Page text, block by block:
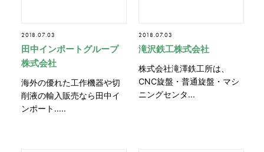
2018.07.03
田中インポートグループ
株式会社
海外の優れた工作機器や切
削液の輸入販売なら田中イ
ンポート.....
2018.07.03
滝沢鉄工株式会社
株式会社滝澤鉄工所は、
CNC旋盤・普通旋盤・マシ
ニングセンタ...